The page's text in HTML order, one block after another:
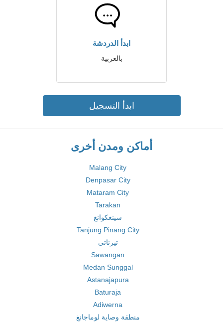
ابدأ الدردشة
بالعربية
ابدأ التسجيل
أماكن ومدن أخرى
Malang City
Denpasar City
Mataram City
Tarakan
سينغكوانغ
Tanjung Pinang City
تيرناتي
Sawangan
Medan Sunggal
Astanajapura
Baturaja
Adiwerna
منطقة وصاية لوماجانغ